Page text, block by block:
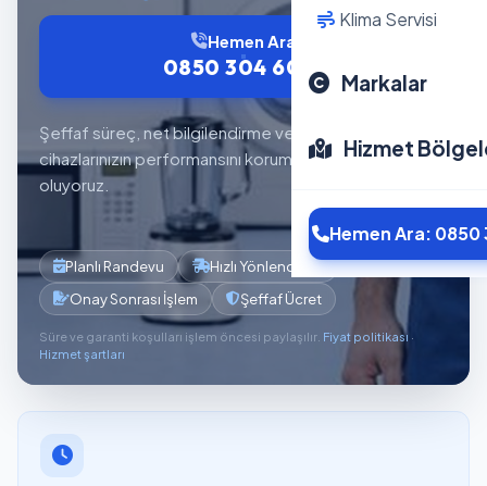
Klima Servisi
Markalar
Hizmet
Hemen Ara: 0850
Şeffaf süreç, net bilgilendirme ve planlı servis akışıyla
cihazlarınızın performansını korumaya yardımcı
oluyoruz.
Hemen Ara
0850 304 6012
Planlı Randevu
Hızlı Yönlendirme
Onay Sonrası İşlem
Şeffaf Ücret
Süre ve garanti koşulları işlem öncesi paylaşılır. Fiyat politikası ·
Hizmet şartları